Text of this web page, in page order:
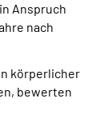
Anspruch
nach
körperlicher
bewerten